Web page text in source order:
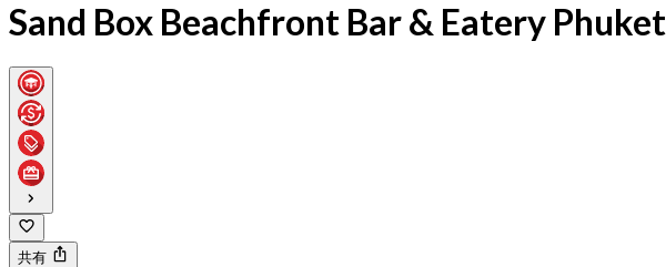
Sand Box Beachfront Bar & Eatery Phuket
共有